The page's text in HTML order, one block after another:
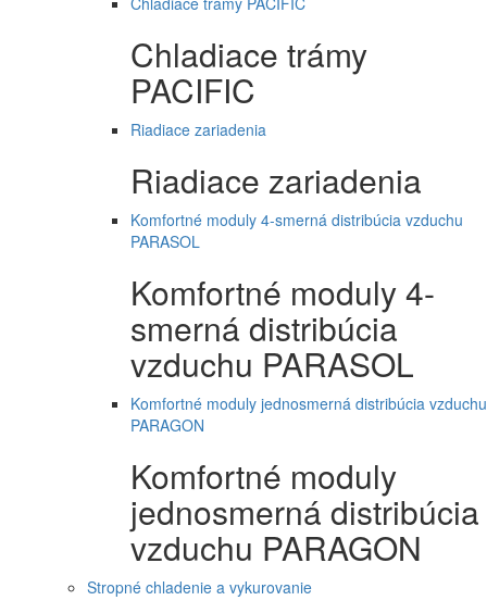
Chladiace trámy
PACIFIC
Riadiace zariadenia
Riadiace zariadenia
Komfortné moduly 4-smerná distribúcia vzduchu
PARASOL
Komfortné moduly 4-
smerná distribúcia
vzduchu PARASOL
Komfortné moduly jednosmerná distribúcia vzduchu
PARAGON
Komfortné moduly
jednosmerná distribúcia
vzduchu PARAGON
Stropné chladenie a vykurovanie